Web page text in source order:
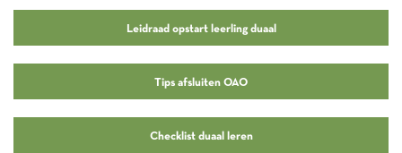
Leidraad opstart leerling duaal
Tips afsluiten OAO
Checklist duaal leren